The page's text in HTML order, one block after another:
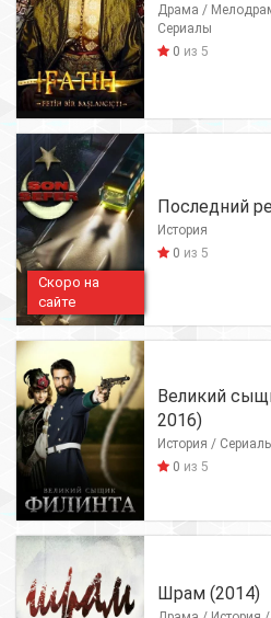
Драма /
Сериалы
0 из 5
Скоро на
сайте
Последний
История
0 из 5
Великий
2016)
История /
0 из 5
Шрам (2014)